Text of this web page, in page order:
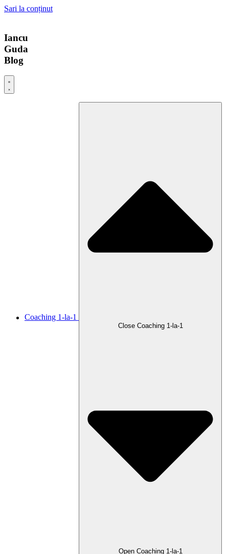
Sari la conținut
Iancu
Guda
Blog
Coaching 1-la-1
Close Coaching 1-la-1
Open Coaching 1-la-1